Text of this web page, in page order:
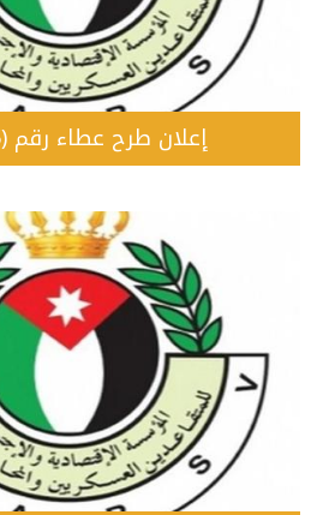
إعلان طرح عطاء رقم (8/2025)